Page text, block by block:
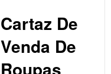
Cartaz De
Venda De
Roupas